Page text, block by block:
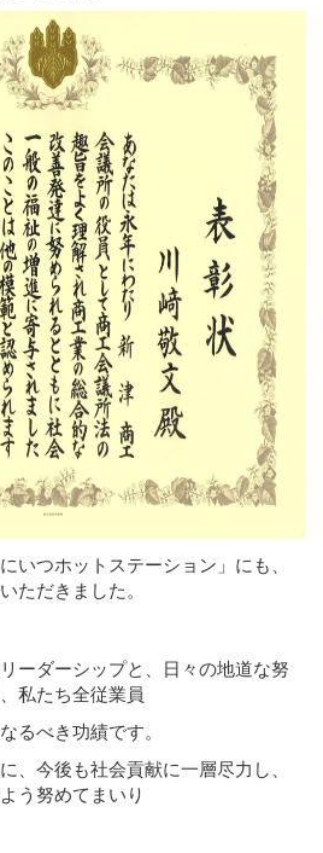
いつホットステーション」にも、
ただきました。
ーダーシップと、日々の地道な努
私たち全従業員
るべき功績です。
、今後も社会貢献に一層尽力し、
う努めてまいり